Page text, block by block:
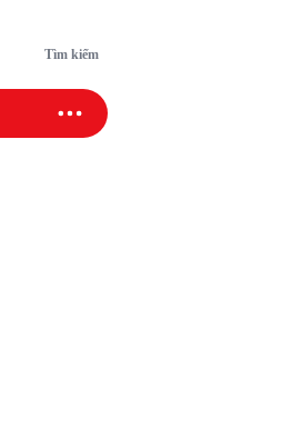
Tìm kiếm
SAO SPORT